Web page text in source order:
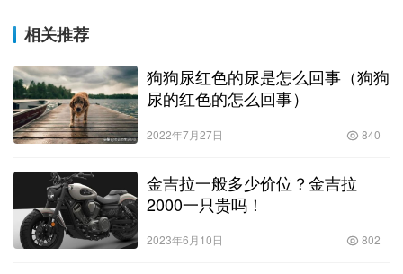
相关推荐
狗狗尿红色的尿是怎么回事（狗狗
尿的红色的怎么回事）
2022年7月27日 840
金吉拉一般多少价位？金吉拉
2000一只贵吗！
2023年6月10日 802